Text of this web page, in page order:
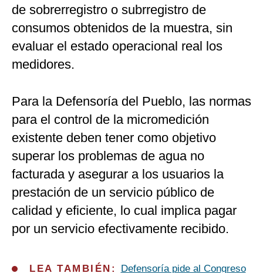
de sobrerregistro o subrregistro de
consumos obtenidos de la muestra, sin
evaluar el estado operacional real los
medidores.
Para la Defensoría del Pueblo, las normas
para el control de la micromedición
existente deben tener como objetivo
superar los problemas de agua no
facturada y asegurar a los usuarios la
prestación de un servicio público de
calidad y eficiente, lo cual implica pagar
por un servicio efectivamente recibido.
LEA TAMBIÉN: Defensoría pide al Congreso